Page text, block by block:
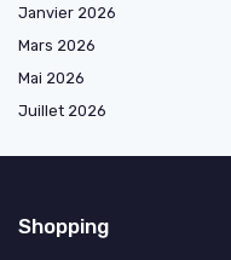
Janvier 2026
Mars 2026
Mai 2026
Juillet 2026
Shopping